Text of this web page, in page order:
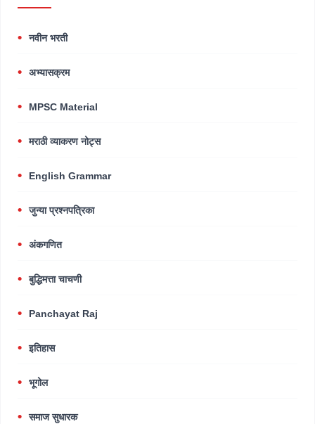
नवीन भरती
अभ्यासक्रम
MPSC Material
मराठी व्याकरण नोट्स
English Grammar
जुन्या प्रश्नपत्रिका
अंकगणित
बुद्धिमत्ता चाचणी
Panchayat Raj
इतिहास
भूगोल
समाज सुधारक